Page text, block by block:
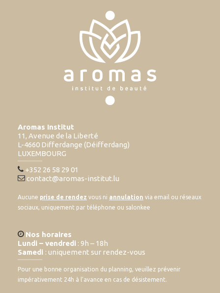
Aromas Institut
11, Avenue de la Liberté
L-4660 Differdange (Déifferdang)
LUXEMBOURG
+352 26 58 29 01
contact@aromas-institut.lu
Aucune prise de rendez vous ni annulation via email ou réseaux
sociaux, uniquement par téléphone ou salonkee
Nos horaires
Lundi – vendredi : 9h – 18h
Samedi : uniquement sur rendez-vous
Pour une bonne organisation du planning, veuillez prévenir
impérativement 24h à l’avance en cas de désistement.